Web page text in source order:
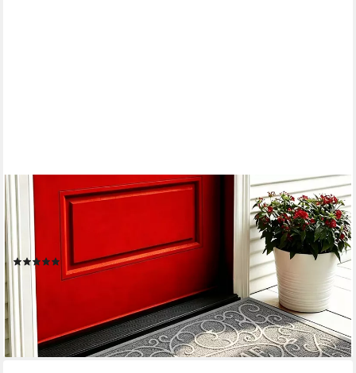
LUCKICE
Fußmatte Eingangsmatte Schmutzfangmatte Kokosfasern
antibakteriell wetterfest, antibakteriell, pflegeleicht, für Innen-
und Außenbereich geeignet
(2)
5,99 € UVP14,97 €
-60%
lieferbar - in 2-3 Werktagen bei dir